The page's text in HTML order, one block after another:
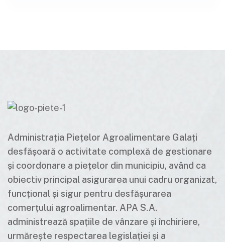
Administrația Piețelor Agroalimentare Galați
desfășoară o activitate complexă de gestionare
și coordonare a piețelor din municipiu, având ca
obiectiv principal asigurarea unui cadru organizat,
funcțional și sigur pentru desfășurarea
comerțului agroalimentar. APA S.A.
administrează spațiile de vânzare și închiriere,
urmărește respectarea legislației și a